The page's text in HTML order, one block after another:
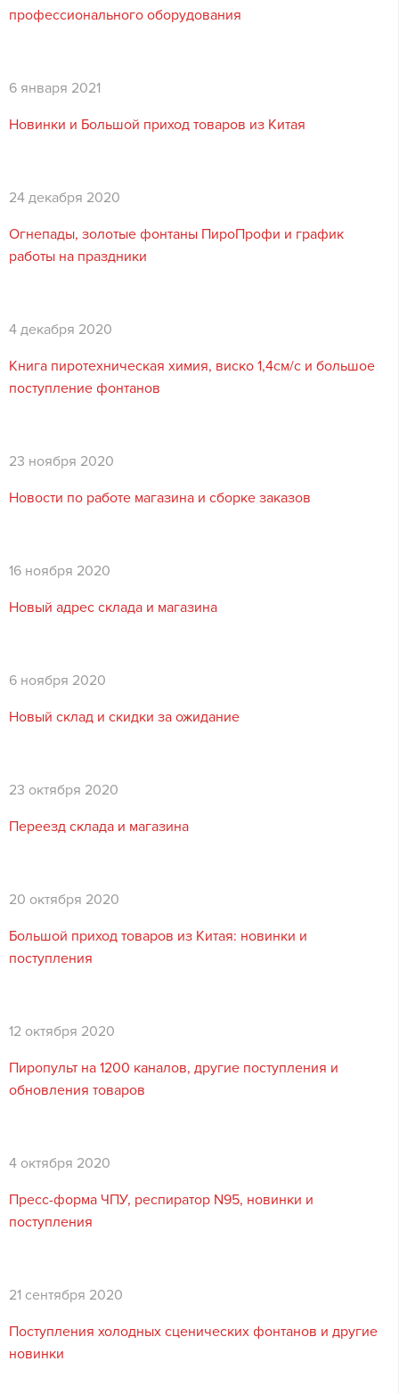
профессионального оборудования
6 января 2021
Новинки и Большой приход товаров из Китая
24 декабря 2020
Огнепады, золотые фонтаны ПироПрофи и график
работы на праздники
4 декабря 2020
Книга пиротехническая химия, виско 1,4см/с и большое
поступление фонтанов
23 ноября 2020
Новости по работе магазина и сборке заказов
16 ноября 2020
Новый адрес склада и магазина
6 ноября 2020
Новый склад и скидки за ожидание
23 октября 2020
Переезд склада и магазина
20 октября 2020
Большой приход товаров из Китая: новинки и
поступления
12 октября 2020
Пиропульт на 1200 каналов, другие поступления и
обновления товаров
4 октября 2020
Пресс-форма ЧПУ, респиратор N95, новинки и
поступления
21 сентября 2020
Поступления холодных сценических фонтанов и другие
новинки